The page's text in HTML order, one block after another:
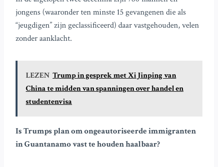
jongens (waaronder ten minste 15 gevangenen die als
“jeugdigen” zijn geclassificeerd) daar vastgehouden, velen
zonder aanklacht.
LEZEN Trump in gesprek met Xi Jinping van
China te midden van spanningen over handel en
studentenvisa
Is Trumps plan om ongeautoriseerde immigranten
in Guantanamo vast te houden haalbaar?